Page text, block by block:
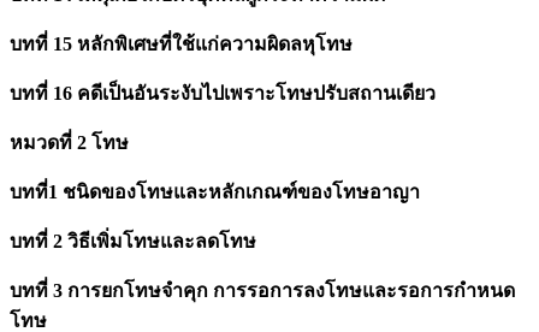
บทที่ 15 หลักพิเศษที่ใช้แก่ความผิดลหุโทษ
บทที่ 16 คดีเป็นอันระงับไปเพราะโทษปรับสถานเดียว
หมวดที่ 2 โทษ
บทที่1 ชนิดของโทษและหลักเกณฑ์ของโทษอาญา
บทที่ 2 วิธีเพิ่มโทษและลดโทษ
บทที่ 3 การยกโทษจำคุก การรอการลงโทษและรอการกำหนด
โทษ